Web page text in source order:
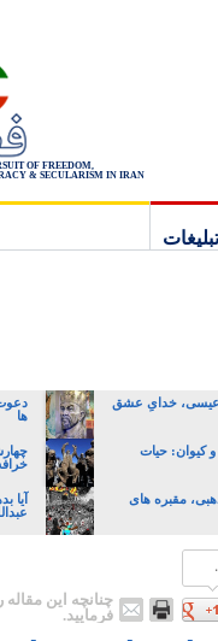
OF FREEDOM,
& SECULARISM IN IRAN
تبلیغات
عیسی، خدایِ عشق
ها
کیوان: حیات
مقبره های
آیا
۰
چنانچه این
فرمایید.